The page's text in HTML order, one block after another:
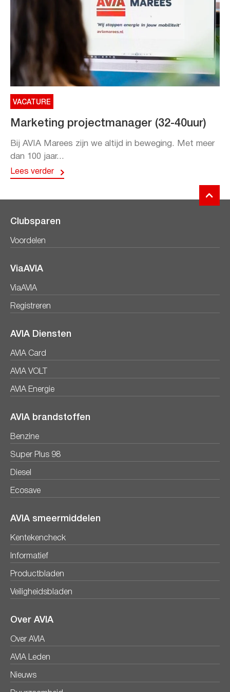
VACATURE
Marketing projectmanager (32-40uur)
Bij AVIA Marees zijn we altijd in beweging. Met meer
dan 100 jaar...
Lees verder
Clubsparen
Voordelen
ViaAVIA
ViaAVIA
Registreren
AVIA Diensten
AVIA Card
AVIA VOLT
AVIA Energie
AVIA brandstoffen
Benzine
Super Plus 98
Diesel
Ecosave
AVIA smeermiddelen
Kentekencheck
Informatief
Productbladen
Veiligheidsbladen
Over AVIA
Over AVIA
AVIA Leden
Nieuws